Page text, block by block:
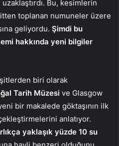
Bu, kesimlerin
toplanan numuneler üzere
geliyordu. Şimdi bu
hakkında yeni bilgiler
biri olarak
Tarih Müzesi ve Glasgow
bir makalede göktaşının ilk
anlatıyor.
yaklaşık yüzde 10 su